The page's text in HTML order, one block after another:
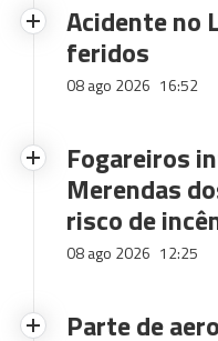
Acidente no
feridos
08 ago 2026 16:52
Fogareiros
Merendas
risco de
08 ago 2026 12:25
Parte de